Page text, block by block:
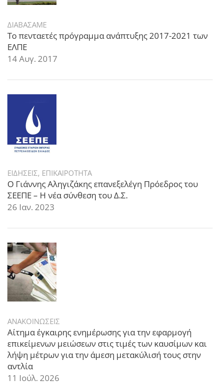
ΔΙΑΒΑΣΑΜΕ
Το πενταετές πρόγραμμα ανάπτυξης 2017-2021 των
ΕΛΠΕ
14 Αυγ. 2017
ΕΙΔΗΣΕΙΣ, ΕΠΙΚΑΙΡΟΤΗΤΑ
Ο Γιάννης Αληγιζάκης επανεξελέγη Πρόεδρος του
ΣΕΕΠΕ – Η νέα σύνθεση του Δ.Σ.
26 Ιαν. 2023
ΑΝΑΚΟΙΝΩΣΕΙΣ
Αίτημα έγκαιρης ενημέρωσης για την εφαρμογή
επικείμενων μειώσεων στις τιμές των καυσίμων και
λήψη μέτρων για την άμεση μετακύλισή τους στην
αντλία
11 Ιούλ. 2026